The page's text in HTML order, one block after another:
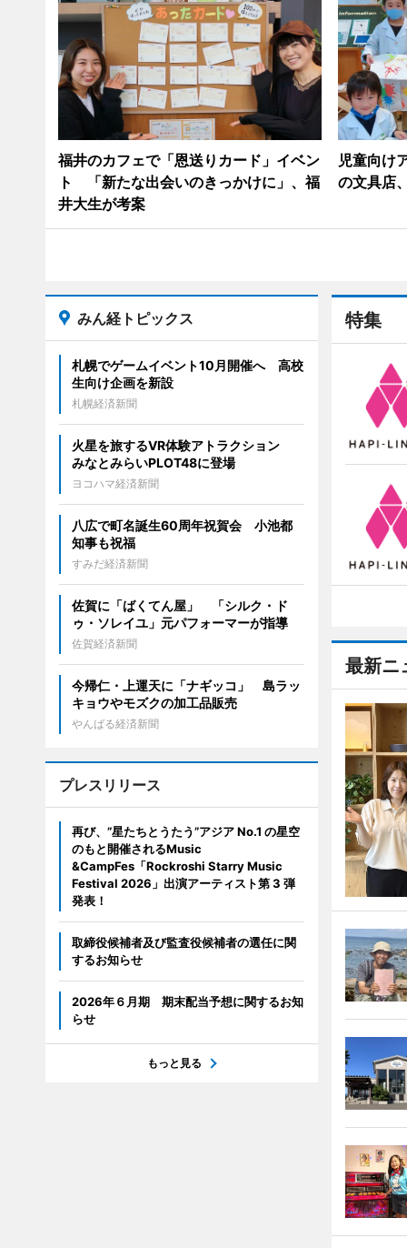
福井のカフェで「恩送りカード」イベン
ト 「新たな出会いのきっかけに」、福
井大生が考案
児童向け
の文具店
特集
最新ニ
みん経トピックス
札幌でゲームイベント10月開催へ 高校
生向け企画を新設
札幌経済新聞
火星を旅するVR体験アトラクション
みなとみらいPLOT48に登場
ヨコハマ経済新聞
八広で町名誕生60周年祝賀会 小池都
知事も祝福
すみだ経済新聞
佐賀に「ばくてん屋」 「シルク・ド
ゥ・ソレイユ」元パフォーマーが指導
佐賀経済新聞
今帰仁・上運天に「ナギッコ」 島ラッ
キョウやモズクの加工品販売
やんばる経済新聞
プレスリリース
再び、”星たちとうたう”アジア No.1 の星空
のもと開催されるMusic
&CampFes「Rockroshi Starry Music
Festival 2026」出演アーティスト第 3 弾
発表！
取締役候補者及び監査役候補者の選任に関
するお知らせ
2026年６月期 期末配当予想に関するお知
らせ
もっと見る